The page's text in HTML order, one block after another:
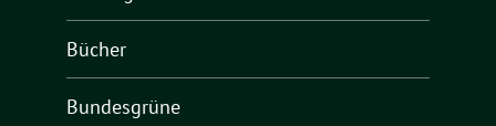
Bücher
Bundesgrüne